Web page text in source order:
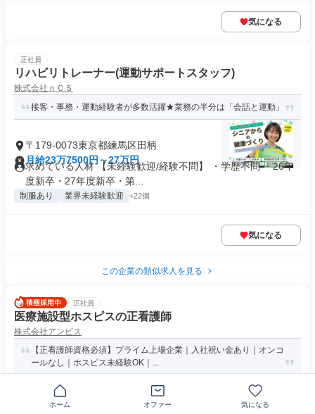
気になる
正社員
リハビリトレーナー(運動サポートスタッフ)
株式会社ｎＣＳ
接客・事務・運動経験者が多数活躍★業務の半分は「会話と運動」
〒179-0073東京都練馬区田柄
月給23万7500円～27万円
求めている人材 【未経験歓迎/経験不問】 ・学歴不問 ・26年
度新卒・27年度新卒・第...
制服あり 業界未経験歓迎 +22個
気になる
この企業の類似求人を見る
正社員
医療施設型ホスピスの正看護師
株式会社アンビス
【正看護師資格必須】プライム上場企業｜入社祝い金あり｜オンコ
ールなし｜ホスピス未経験OK｜...
東京都練馬区早宮
ホーム オファー 気になる